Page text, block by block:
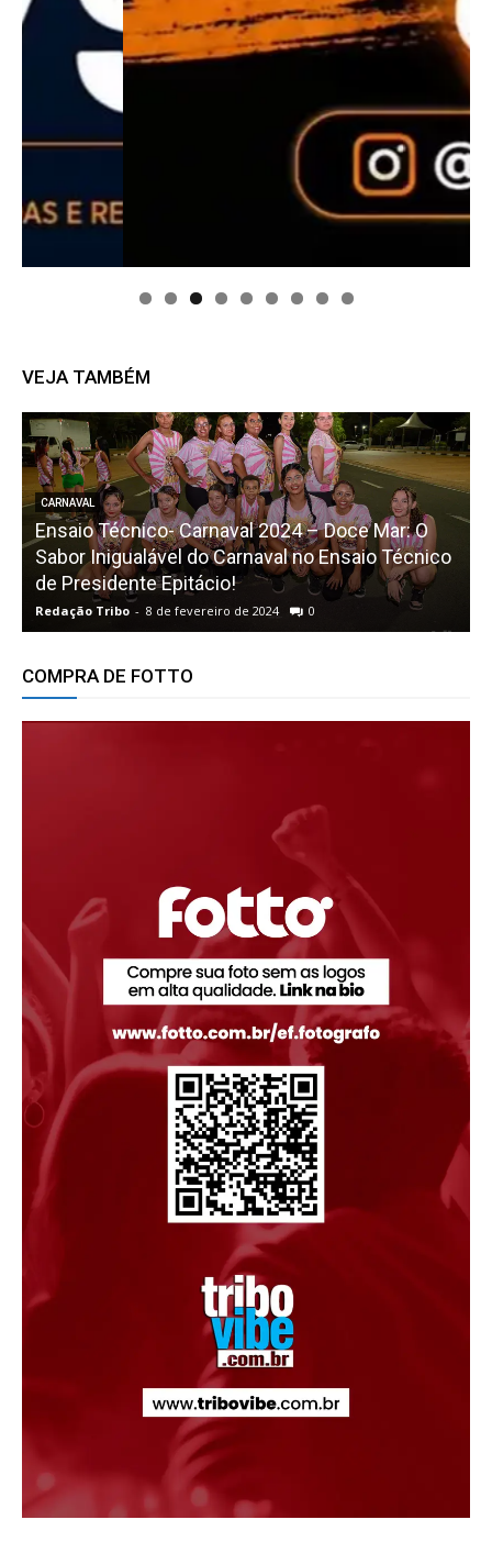
VEJA TAMBÉM
CARNAVAL
Ensaio Técnico- Carnaval 2024 – Doce Mar: O
Sabor Inigualável do Carnaval no Ensaio Técnico
de Presidente Epitácio!
Redação Tribo - 8 de fevereiro de 2024 0
COMPRA DE FOTTO